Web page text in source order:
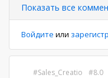
Показать все
Войдите или
Sales_Creatio 8.0